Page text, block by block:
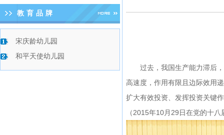
教育品牌
宋庆龄幼儿园
和平天使幼儿园
过去，我国生产能力滞后，
高速度，作用有限且边际效用
扩大有效投资、发挥投资关键
（2015年10月29日在党的十